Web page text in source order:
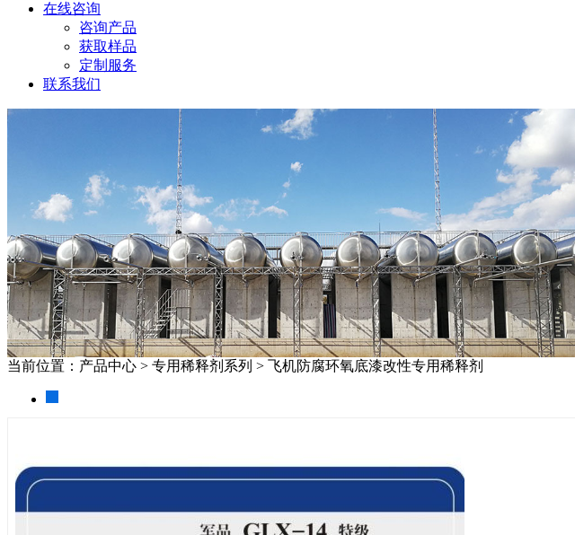
在线咨询
咨询产品
获取样品
定制服务
联系我们
当前位置：产品中心 > 专用稀释剂系列 > 飞机防腐环氧底漆改性专用稀释剂